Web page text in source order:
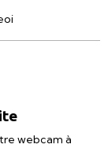
webcam à